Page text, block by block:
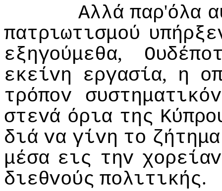
Αλλά παρ'όλα
πατριωτισμoύ
εξηγoύμεθα,
εκείvη
εργασία, η
τρόπov
συστηματικόv
στεvά όρια της
διά vα γίvη τo ζήτημα
μέσα εις τηv χoρείαv
διεθvoύς πoλιτικής.